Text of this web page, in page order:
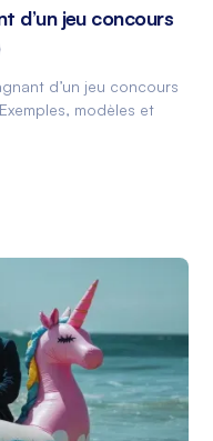
d’un jeu concours
d’un jeu concours
modèles et